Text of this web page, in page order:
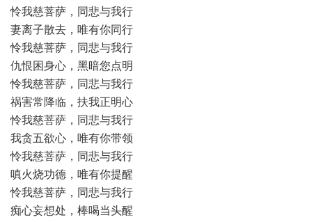
怜我慈菩萨，同悲与我行
妻离子散去，唯有你同行
怜我慈菩萨，同悲与我行
仇恨困身心，黑暗您点明
怜我慈菩萨，同悲与我行
祸害常降临，扶我正明心
怜我慈菩萨，同悲与我行
我贪五欲心，唯有你带领
怜我慈菩萨，同悲与我行
嗔火烧功德，唯有你提醒
怜我慈菩萨，同悲与我行
痴心妄想处，棒喝当头醒